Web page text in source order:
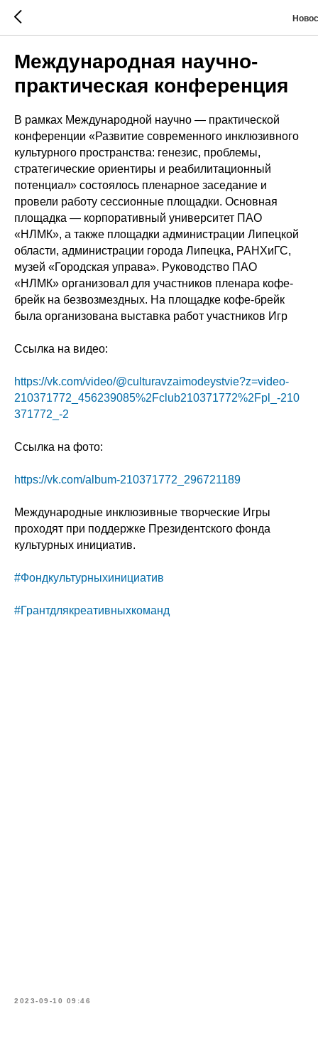
Международная научно-
практическая конференция
В рамках Международной научно — практической
конференции «Развитие современного инклюзивного
культурного пространства: генезис, проблемы,
стратегические ориентиры и реабилитационный
потенциал» состоялось пленарное заседание и
провели работу сессионные площадки. Основная
площадка — корпоративный университет ПАО
«НЛМК», а также площадки администрации Липецкой
области, администрации города Липецка, РАНХиГС,
музей «Городская управа». Руководство ПАО
«НЛМК» организовал для участников пленара кофе-
брейк на безвозмездных. На площадке кофе-брейк
была организована выставка работ участников Игр
Ссылка на видео:
https://vk.com/video/@culturavzaimodeystvie?z=video-
210371772_456239085%2Fclub210371772%2Fpl_-210
371772_-2
Ссылка на фото:
https://vk.com/album-210371772_296721189
Международные инклюзивные творческие Игры
проходят при поддержке Президентского фонда
культурных инициатив.
#Фондкультурныхинициатив
#Грантдлякреативныхкоманд
2023-09-10 09:46